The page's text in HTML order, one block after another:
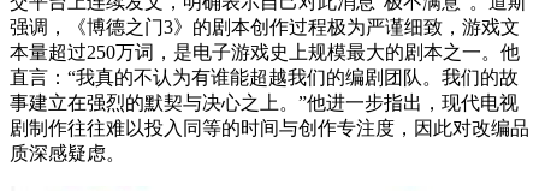
强调，《博德之门3》的剧本创作过程极为严谨细致，游戏文
本量超过250万词，是电子游戏史上规模最大的剧本之一。他
直言：“我真的不认为有谁能超越我们的编剧团队。我们的故
事建立在强烈的默契与决心之上。”他进一步指出，现代电视
剧制作往往难以投入同等的时间与创作专注度，因此对改编品
质深感疑虑。